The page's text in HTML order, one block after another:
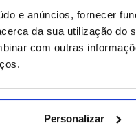
e anúncios, fornecer
da sua utilização
com outras
Personalizar
casa com
na primeira
LE: